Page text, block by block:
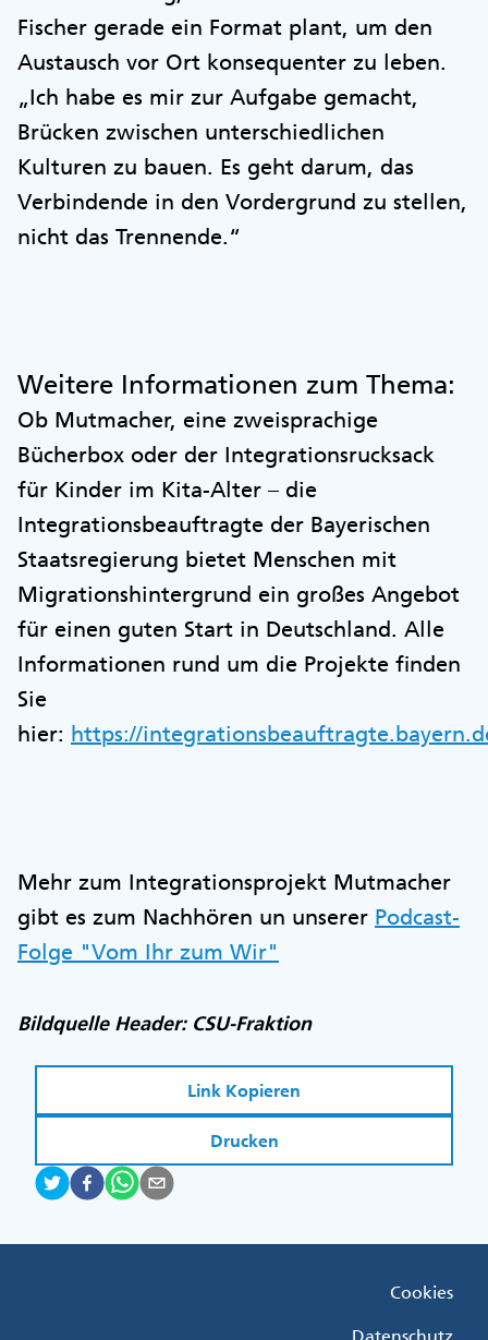
Fischer gerade ein Format plant, um den
Austausch vor Ort konsequenter zu leben.
„Ich habe es mir zur Aufgabe gemacht,
Brücken zwischen unterschiedlichen
Kulturen zu bauen. Es geht darum, das
Verbindende in den Vordergrund zu stellen,
nicht das Trennende.“
Weitere Informationen zum Thema:
Ob Mutmacher, eine zweisprachige
Bücherbox oder der Integrationsrucksack
für Kinder im Kita-Alter – die
Integrationsbeauftragte der Bayerischen
Staatsregierung bietet Menschen mit
Migrationshintergrund ein großes Angebot
für einen guten Start in Deutschland. Alle
Informationen rund um die Projekte finden
Sie
hier: https://
Mehr zum Integrationsprojekt Mutmacher
gibt es zum Nachhören un unserer Podcast-
Folge "Vom Ihr zum Wir"
Bildquelle Header: CSU-Fraktion
Link Kopieren
Drucken
Cookies
Datenschutz